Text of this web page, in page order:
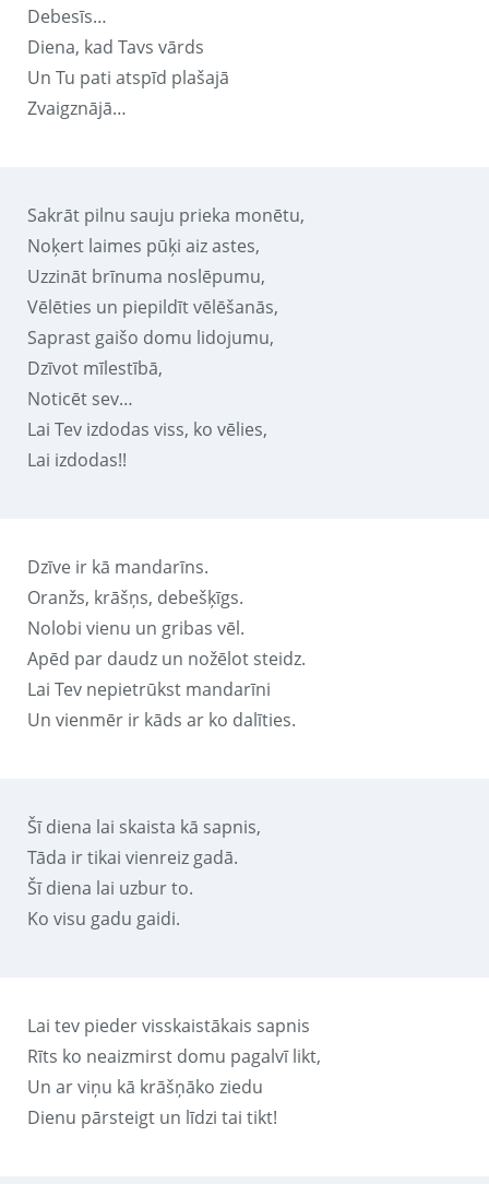
Debesīs…
Diena, kad Tavs vārds
Un Tu pati atspīd plašajā
Zvaigznājā…
Sakrāt pilnu sauju prieka monētu,
Noķert laimes pūķi aiz astes,
Uzzināt brīnuma noslēpumu,
Vēlēties un piepildīt vēlēšanās,
Saprast gaišo domu lidojumu,
Dzīvot mīlestībā,
Noticēt sev…
Lai Tev izdodas viss, ko vēlies,
Lai izdodas!!
Dzīve ir kā mandarīns.
Oranžs, krāšņs, debešķīgs.
Nolobi vienu un gribas vēl.
Apēd par daudz un nožēlot steidz.
Lai Tev nepietrūkst mandarīni
Un vienmēr ir kāds ar ko dalīties.
Šī diena lai skaista kā sapnis,
Tāda ir tikai vienreiz gadā.
Šī diena lai uzbur to.
Ko visu gadu gaidi.
Lai tev pieder visskaistākais sapnis
Rīts ko neaizmirst domu pagalvī likt,
Un ar viņu kā krāšņāko ziedu
Dienu pārsteigt un līdzi tai tikt!